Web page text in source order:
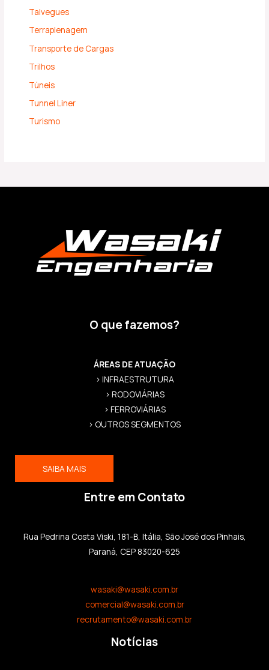
Talvegues
Terraplenagem
Transporte de Cargas
Trilhos
Túneis
Tunnel Liner
Turismo
O que fazemos?
ÁREAS DE ATUAÇÃO
> INFRAESTRUTURA
> RODOVIÁRIAS
> FERROVIÁRIAS
> OUTROS SEGMENTOS
SAIBA MAIS
Entre em Contato
Rua Pedrina Costa Viski, 181-B, Itália, São José dos Pinhais,
Paraná, CEP 83020-625
wasaki@wasaki.com.br
comercial@wasaki.com.br
recrutamento@wasaki.com.br
Notícias